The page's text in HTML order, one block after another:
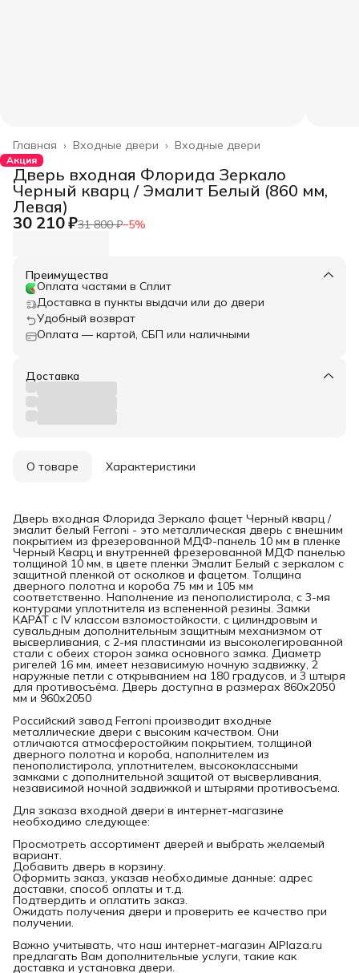
Входные двери
Входные двери ›
Главная ›
Акция
Дверь входная Флорида Зеркало
Черный кварц / Эмалит Белый (860 мм,
Левая)
30 210 ₽31 800 ₽−5%
Преимущества
Оплата частями в Сплит
Доставка в пункты выдачи или до двери
Удобный возврат
Оплата — картой, СБП или наличными
Доставка
О товаре Характеристики
Дверь входная Флорида Зеркало фацет Черный кварц /
эмалит белый Ferroni - это металлическая дверь с внешним
покрытием из фрезерованной МДФ-панель 10 мм в пленке
Черный Кварц и внутренней фрезерованной МДФ панелью
толщиной 10 мм, в цвете пленки Эмалит Белый с зеркалом с
защитной пленкой от осколков и фацетом. Толщина
дверного полотна и короба 75 мм и 105 мм
соответственно. Наполнение из пенополистирола, с 3-мя
контурами уплотнителя из вспененной резины. Замки
КАРАТ с IV классом взломостойкости, с цилиндровым и
сувальдным дополнительным защитным механизмом от
высверливания, с 2-мя пластинами из высоколегированной
стали с обеих сторон замка основного замка. Диаметр
ригелей 16 мм, имеет независимую ночную задвижку, 2
наружные петли с открыванием на 180 градусов, и 3 штыря
для противосъёма. Дверь доступна в размерах 860х2050
мм и 960х2050
Российский завод Ferroni производит входные
металлические двери с высоким качеством. Они
отличаются атмосферостойким покрытием, толщиной
дверного полотна и короба, наполнителем из
пенополистирола, уплотнителем, высококлассными
замками с дополнительной защитой от высверливания,
независимой ночной задвижкой и штырями противосъема.
Для заказа входной двери в интернет-магазине
необходимо следующее:
Просмотреть ассортимент дверей и выбрать желаемый
вариант.
Добавить дверь в корзину.
Оформить заказ, указав необходимые данные: адрес
доставки, способ оплаты и т.д.
Подтвердить и оплатить заказ.
Ожидать получения двери и проверить ее качество при
получении.
Важно учитывать, что наш интернет-магазин AlPlaza.ru
предлагать Вам дополнительные услуги, такие как
доставка и установка двери.